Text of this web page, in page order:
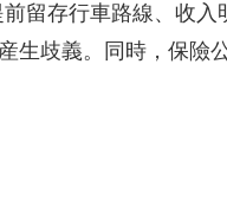
留存行車路線、收
生歧義。同時，保